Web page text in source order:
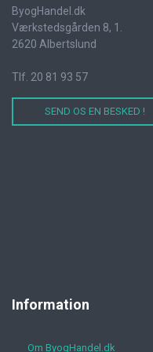
ByogHandel.dk
Værkstedsgården 8, 1.
2620 Albertslund
Tlf. 20 81 93 57
SEND OS EN BESKED !
Information
Om ByogHandel.dk